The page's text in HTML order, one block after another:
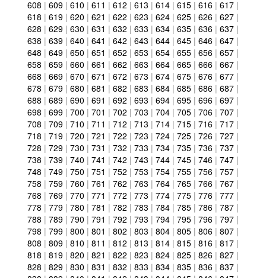
608 | 609 | 610 | 611 | 612 | 613 | 614 | 615 | 616 | 617 |
618 | 619 | 620 | 621 | 622 | 623 | 624 | 625 | 626 | 627 |
628 | 629 | 630 | 631 | 632 | 633 | 634 | 635 | 636 | 637 |
638 | 639 | 640 | 641 | 642 | 643 | 644 | 645 | 646 | 647 |
648 | 649 | 650 | 651 | 652 | 653 | 654 | 655 | 656 | 657 |
658 | 659 | 660 | 661 | 662 | 663 | 664 | 665 | 666 | 667 |
668 | 669 | 670 | 671 | 672 | 673 | 674 | 675 | 676 | 677 |
678 | 679 | 680 | 681 | 682 | 683 | 684 | 685 | 686 | 687 |
688 | 689 | 690 | 691 | 692 | 693 | 694 | 695 | 696 | 697 |
698 | 699 | 700 | 701 | 702 | 703 | 704 | 705 | 706 | 707 |
708 | 709 | 710 | 711 | 712 | 713 | 714 | 715 | 716 | 717 |
718 | 719 | 720 | 721 | 722 | 723 | 724 | 725 | 726 | 727 |
728 | 729 | 730 | 731 | 732 | 733 | 734 | 735 | 736 | 737 |
738 | 739 | 740 | 741 | 742 | 743 | 744 | 745 | 746 | 747 |
748 | 749 | 750 | 751 | 752 | 753 | 754 | 755 | 756 | 757 |
758 | 759 | 760 | 761 | 762 | 763 | 764 | 765 | 766 | 767 |
768 | 769 | 770 | 771 | 772 | 773 | 774 | 775 | 776 | 777 |
778 | 779 | 780 | 781 | 782 | 783 | 784 | 785 | 786 | 787 |
788 | 789 | 790 | 791 | 792 | 793 | 794 | 795 | 796 | 797 |
798 | 799 | 800 | 801 | 802 | 803 | 804 | 805 | 806 | 807 |
808 | 809 | 810 | 811 | 812 | 813 | 814 | 815 | 816 | 817 |
818 | 819 | 820 | 821 | 822 | 823 | 824 | 825 | 826 | 827 |
828 | 829 | 830 | 831 | 832 | 833 | 834 | 835 | 836 | 837 |